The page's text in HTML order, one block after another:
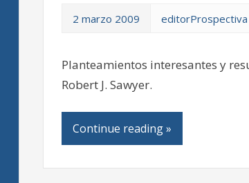
2 marzo 2009 editorProspectiva
Planteamientos interesantes y
Robert J. Sawyer.
Continue reading »